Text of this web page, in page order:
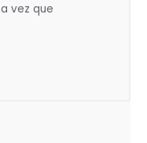
vez que